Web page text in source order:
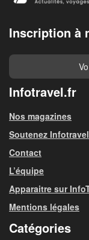
Inscription à
Infotravel.fr
Nos magazines
Soutenez Infotravel
Contact
L’équipe
Apparaitre sur
Mentions légales
Catégories